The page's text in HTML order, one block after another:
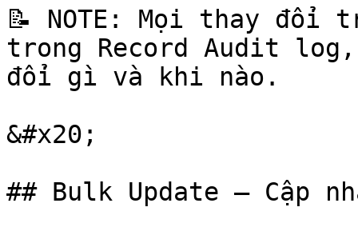
📝 NOTE: Mọi thay
trong Record Audit
đổi gì và khi nào.
&#x20;
## Bulk Update — Cập